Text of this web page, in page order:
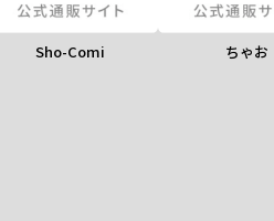
Sho-Comi ちゃお